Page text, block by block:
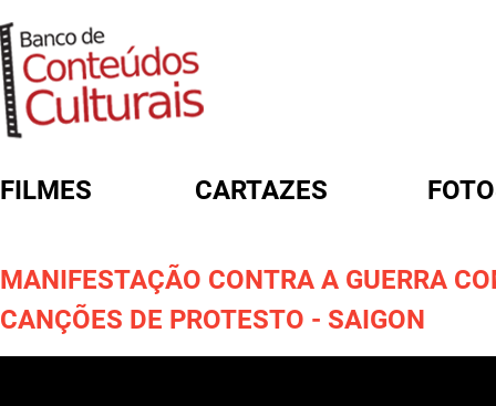
FILMES CARTAZES
MANIFESTAÇÃO CONTRA A GUERRA
CANÇÕES DE PROTESTO - SAIGON
FORMULÁRIO DE BUSCA